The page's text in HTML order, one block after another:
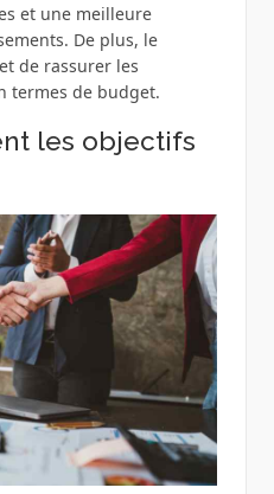
et une meilleure
De plus, le
de rassurer les
termes de budget.
les objectifs